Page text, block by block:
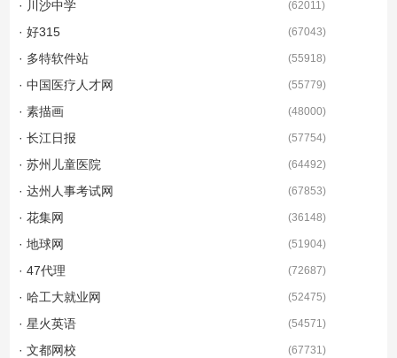
· 川沙中学 (62011)
· 好315 (67043)
· 多特软件站 (55918)
· 中国医疗人才网 (55779)
· 素描画 (48000)
· 长江日报 (57754)
· 苏州儿童医院 (64492)
· 达州人事考试网 (67853)
· 花集网 (36148)
· 地球网 (51904)
· 47代理 (72687)
· 哈工大就业网 (52475)
· 星火英语 (54571)
· 文都网校 (67731)